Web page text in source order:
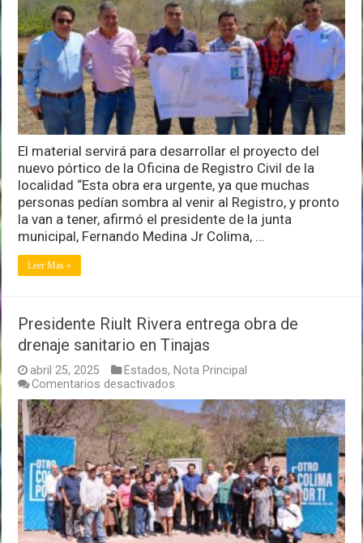
compromisos
al
entregar
apoyos
y
proyecto
de
panteón
en
Los
Tepames
El material servirá para desarrollar el proyecto del
nuevo pórtico de la Oficina de Registro Civil de la
localidad “Esta obra era urgente, ya que muchas
personas pedían sombra al venir al Registro, y pronto
la van a tener, afirmó el presidente de la junta
municipal, Fernando Medina Jr Colima, …
Leer Mas »
Presidente Riult Rivera entrega obra de
drenaje sanitario en Tinajas
abril 25, 2025 Estados, Nota Principal
Comentarios desactivados
Presidente
Riult
Rivera
entrega
obra
de
drenaje
sanitario
en
Tinajas